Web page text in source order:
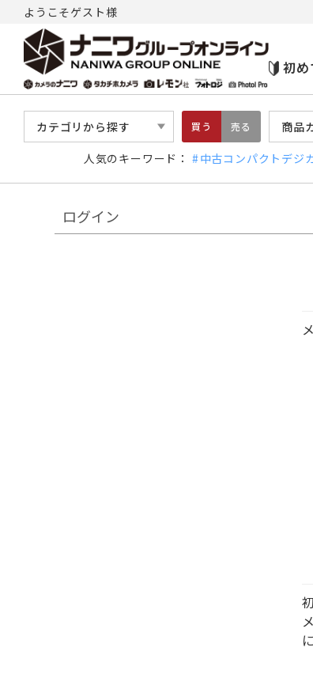
ようこそゲスト様
初め
カテゴリから探す 買う 売る 商品
人気のキーワード： 中古コンパクトデジ
ログイン